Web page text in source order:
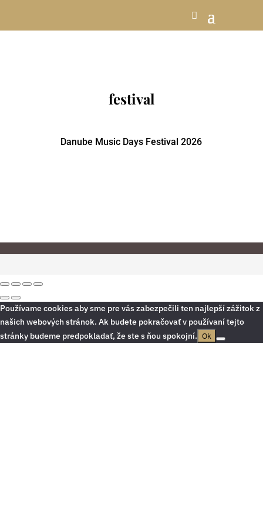
festival
Danube Music Days Festival 2026
Používame cookies aby sme pre vás zabezpečili ten najlepší zážitok z
našich webových stránok. Ak budete pokračovať v používaní tejto
stránky budeme predpokladať, že ste s ňou spokojní. Ok